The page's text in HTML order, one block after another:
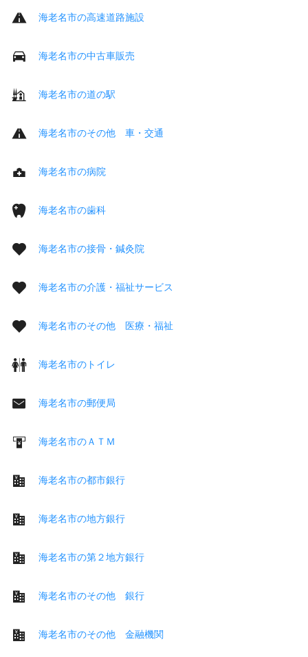
海老名市の高速道路施設
海老名市の中古車販売
海老名市の道の駅
海老名市のその他 車・交通
海老名市の病院
海老名市の歯科
海老名市の接骨・鍼灸院
海老名市の介護・福祉サービス
海老名市のその他 医療・福祉
海老名市のトイレ
海老名市の郵便局
海老名市のＡＴＭ
海老名市の都市銀行
海老名市の地方銀行
海老名市の第２地方銀行
海老名市のその他 銀行
海老名市のその他 金融機関